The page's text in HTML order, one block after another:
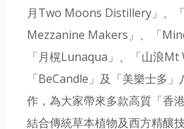
月Two Moons Distillery」、
Mezzanine Makers」、「
「月榥Lunaqua」、「山浪Mt
「BeCandle」及「美樂士多
作，為大家帶來多款高質「香
結合傳統草本植物及西方精釀